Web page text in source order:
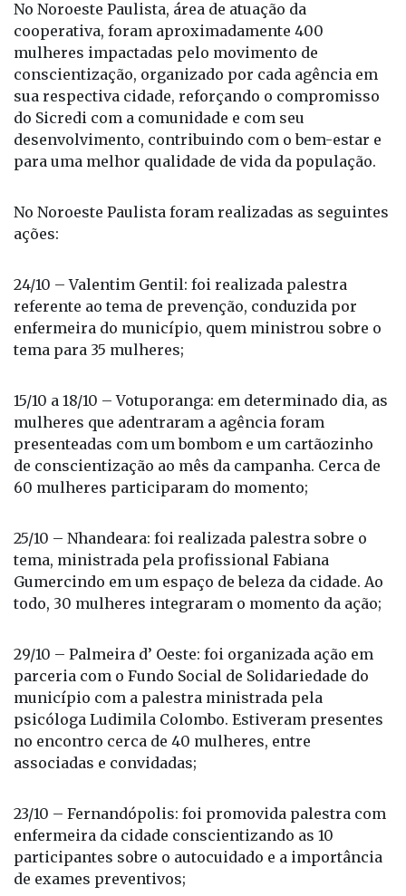
importância dos exames preventivos.
No Noroeste Paulista, área de atuação da
cooperativa, foram aproximadamente 400
mulheres impactadas pelo movimento de
conscientização, organizado por cada agência em
sua respectiva cidade, reforçando o compromisso
do Sicredi com a comunidade e com seu
para uma melhor qualidade de vida da população.
ações:
24/10 – Valentim Gentil: foi realizada palestra
referente ao tema de prevenção, conduzida por
tema para 35 mulheres;
15/10 a 18/10 – Votuporanga: em determinado dia, as
mulheres que adentraram a agência foram
presenteadas com um bombom e um cartãozinho
60 mulheres participaram do momento;
25/10 – Nhandeara: foi realizada palestra sobre o
tema, ministrada pela profissional Fabiana
todo, 30 mulheres integraram o momento da ação;
29/10 – Palmeira d’ Oeste: foi organizada ação em
parceria com o Fundo Social de Solidariedade do
município com a palestra ministrada pela
psicóloga Ludimila Colombo. Estiveram presentes
associadas e convidadas;
23/10 – Fernandópolis: foi promovida palestra com
enfermeira da cidade conscientizando as 10